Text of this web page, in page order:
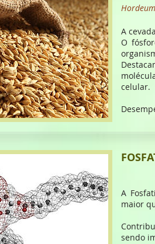
A
O
celular.
A
maior
sendo